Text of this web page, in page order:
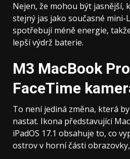
Nejen, že mohou být jasnější,
stejný jas jako současné mini-
spotřebují méně energie,
lepší výdrž baterie.
M3 MacBook
FaceTime
To není jediná změna, která
nastat. Ikona představující
iPadOS 17.1 obsahuje to, co
ostrov v horní části